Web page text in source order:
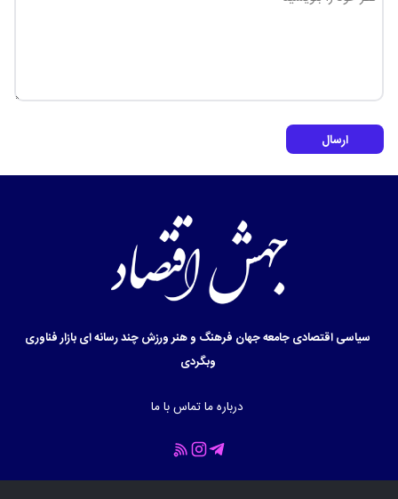
ارسال
سیاسیاقتصادیجامعهجهان فرهنگ و هنرورزشچند رسانه ایبازارفناوری
وبگردی
درباره ماتماس با ما